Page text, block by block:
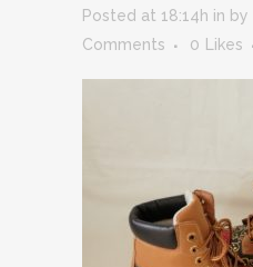
Posted at 18:14h in by
Comments
0 Likes